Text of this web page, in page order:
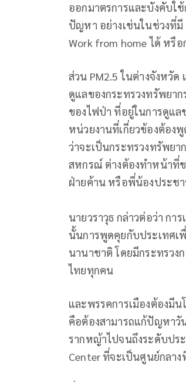
ออกมาตรการและบังคับใ
ปัญหา อย่างเช่นในช่วงที่มี
Work from home ได้ หรื
ส่วน PM2.5 ในต่างจังหวั
ดูแลของกระทรวงทรัพยา
ของไฟป่า ที่อยู่ในการดูแ
หน่วยงานที่เกี่ยวข้องต้อง
ว่าจะเป็นกระทรวงทรัพย
สหกรณ์ ต่างต้องทำหน้าที่ข
ฝ่ายค้าน หรือพี่น้องประ
นายวราวุธ กล่าวต่อว่า กา
นั้นการพูดคุยกับประเทศเ
นานาชาติ โดยมีกระทรวง
ไทยทุกคน
และพรรคการเมืองต้องมี
คือต้องสามารถแก้ปัญหา
รากหญ้าไปจนถึงระดับประ
Center ที่จะเป็นศูนย์กลา